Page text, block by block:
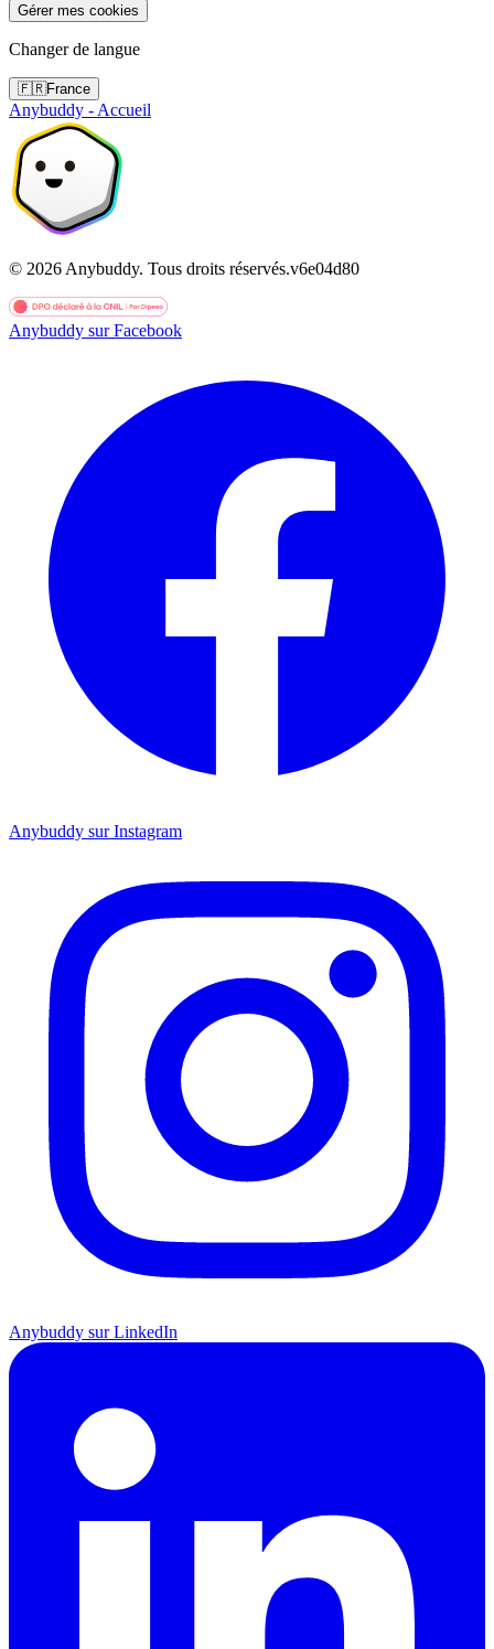
Gérer mes cookies
Changer de langue
🇫🇷France
Anybuddy - Accueil
© 2026 Anybuddy. Tous droits réservés.v6e04d80
Anybuddy sur Facebook
Anybuddy sur Instagram
Anybuddy sur LinkedIn